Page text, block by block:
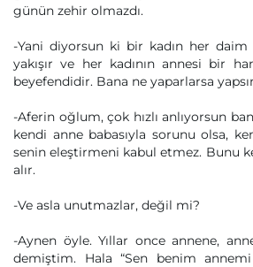
günün zehir olmazdı.
-Yani diyorsun ki bir kadın her
yakışır ve her kadının annesi bir
beyefendidir. Bana ne yaparlarsa
-Aferin oğlum, çok hızlı anlıyorsun
kendi anne babasıyla sorunu olsa,
senin eleştirmeni kabul etmez. Bunu
alır.
-Ve asla unutmazlar, değil mi?
-Aynen öyle. Yıllar once annene,
demiştim. Hala “Sen benim